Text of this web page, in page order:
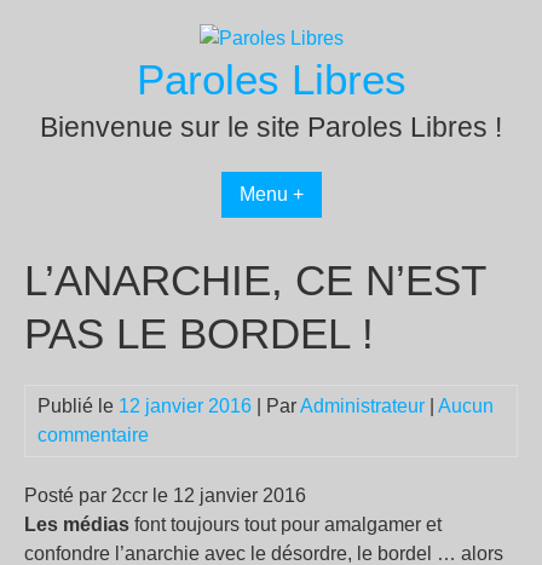
Paroles Libres
Bienvenue sur le site Paroles Libres !
Menu +
L’ANARCHIE, CE N’EST
PAS LE BORDEL !
Publié le 12 janvier 2016 | ParAdministrateur
Aucun
commentaire
Posté par 2ccr le 12 janvier 2016
Les médias font toujours tout pour amalgamer et
confondre l’anarchie avec le désordre, le bordel … alors